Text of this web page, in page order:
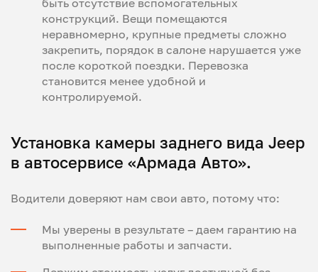
быть отсутствие вспомогательных
конструкций. Вещи помещаются
неравномерно, крупные предметы сложно
закрепить, порядок в салоне нарушается уже
после короткой поездки. Перевозка
становится менее удобной и
контролируемой.
Установка камеры заднего вида Jeep
в автосервисе «Армада Авто».
Водители доверяют нам свои авто, потому что:
Мы уверены в результате – даем гарантию на
выполненные работы и запчасти.